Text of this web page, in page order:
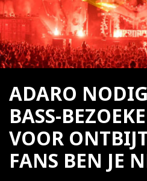
ADARO
BASS-
VOOR
FANS BEN JE